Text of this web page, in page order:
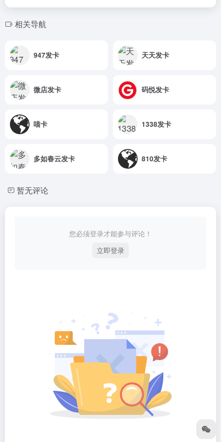
相关导航
947发卡 天天发卡
微店发卡 码悦发卡
喵卡 1338发卡
多如春云发卡 810发卡
暂无评论
您必须登录才能参与评论！
立即登录